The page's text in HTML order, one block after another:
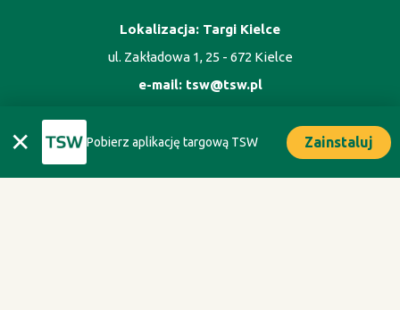
✕ Pobierz aplikację targową TSW Zainstaluj
Lokalizacja: Targi Kielce
ul. Zakładowa 1, 25 - 672 Kielce
e-mail: tsw@tsw.pl
ORGANIZATOR